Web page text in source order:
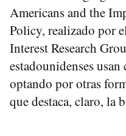
Americans and the
Policy, realizado por
Interest Research
estadounidenses usan
optando por otras
que destaca, claro, la